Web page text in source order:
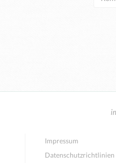
Impressum
Datenschutzrichtlinien